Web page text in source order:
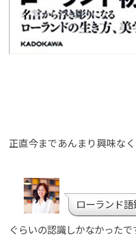
正直今まであんまり興味なく
ローランド
ぐらいの認識しかなかったで